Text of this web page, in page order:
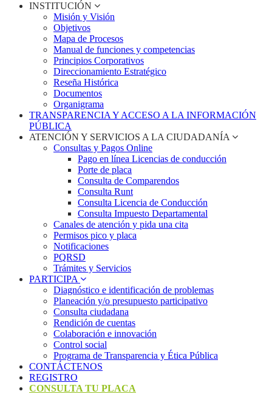
INSTITUCIÓN
Misión y Visión
Objetivos
Mapa de Procesos
Manual de funciones y competencias
Principios Corporativos
Direccionamiento Estratégico
Reseña Histórica
Documentos
Organigrama
TRANSPARENCIA Y ACCESO A LA INFORMACIÓN
PÚBLICA
ATENCIÓN Y SERVICIOS A LA CIUDADANÍA
Consultas y Pagos Online
Pago en línea Licencias de conducción
Porte de placa
Consulta de Comparendos
Consulta Runt
Consulta Licencia de Conducción
Consulta Impuesto Departamental
Canales de atención y pida una cita
Permisos pico y placa
Notificaciones
PQRSD
Trámites y Servicios
PARTICIPA
Diagnóstico e identificación de problemas
Planeación y/o presupuesto participativo​
Consulta ciudadana
Rendición de cuentas
Colaboración e innovación
Control social
Programa de Transparencia y Ética Pública
CONTÁCTENOS
REGISTRO
CONSULTA TU PLACA